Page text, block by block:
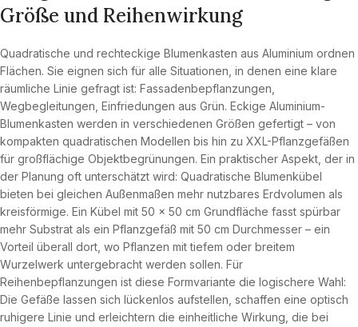
Größe und Reihenwirkung
Quadratische und rechteckige Blumenkasten aus Aluminium ordnen
Flächen. Sie eignen sich für alle Situationen, in denen eine klare
räumliche Linie gefragt ist: Fassadenbepflanzungen,
Wegbegleitungen, Einfriedungen aus Grün. Eckige Aluminium-
Blumenkasten werden in verschiedenen Größen gefertigt – von
kompakten quadratischen Modellen bis hin zu XXL-Pflanzgefäßen
für großflächige Objektbegrünungen. Ein praktischer Aspekt, der in
der Planung oft unterschätzt wird: Quadratische Blumenkübel
bieten bei gleichen Außenmaßen mehr nutzbares Erdvolumen als
kreisförmige. Ein Kübel mit 50 × 50 cm Grundfläche fasst spürbar
mehr Substrat als ein Pflanzgefäß mit 50 cm Durchmesser – ein
Vorteil überall dort, wo Pflanzen mit tiefem oder breitem
Wurzelwerk untergebracht werden sollen. Für
Reihenbepflanzungen ist diese Formvariante die logischere Wahl:
Die Gefäße lassen sich lückenlos aufstellen, schaffen eine optisch
ruhigere Linie und erleichtern die einheitliche Wirkung, die bei